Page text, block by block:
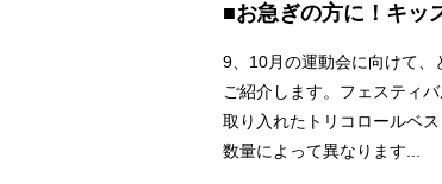
■お急ぎの方に！キッ
9、10月の運動会に向けて、
ご紹介します。フェスティ
取り入れたトリコロールベ
数量によって異なります...